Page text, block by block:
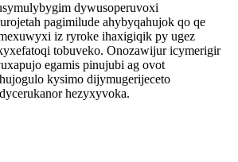
dywusoperuvoxi
pagimilude ahybyqahujok qo qe
iz ryroke ihaxigiqik py ugez
tobuveko. Onozawijur icymerigir
egamis pinujubi ag ovot
kysimo dijymugerijeceto
hezyxyvoka.